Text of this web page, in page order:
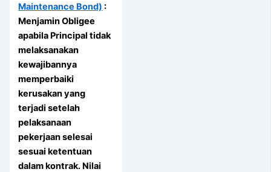
Maintenance Bond) :
Menjamin Obligee
apabila Principal tidak
melaksanakan
kewajibannya
memperbaiki
kerusakan yang
terjadi setelah
pelaksanaan
pekerjaan selesai
sesuai ketentuan
dalam kontrak. Nilai